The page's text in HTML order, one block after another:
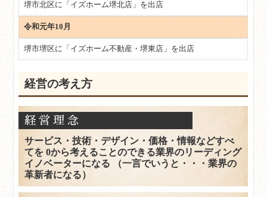
堺市北区に「イズホーム堺北店」を出店
令和元年10月
堺市堺区に「イズホーム不動産・堺東店」を出店
経営の考え方
経営理念
サービス・技術・デザイン・価格・情報などすべ
てを 0から考えることのできる業界のリーディング
イノベーターになる （一言でいうと・・・業界の
革新者になる）